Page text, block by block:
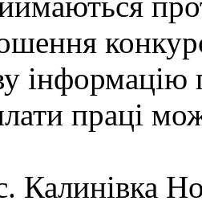
інформацію
праці
Калинівка